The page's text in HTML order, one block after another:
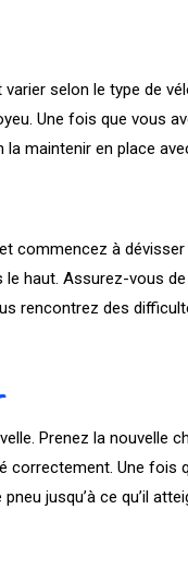
selon le type de
Une fois que vous
maintenir en place
commencez à
haut. Assurez-vous
rencontrez des
Prenez la nouvelle
correctement. Une fois
jusqu’à ce qu’il